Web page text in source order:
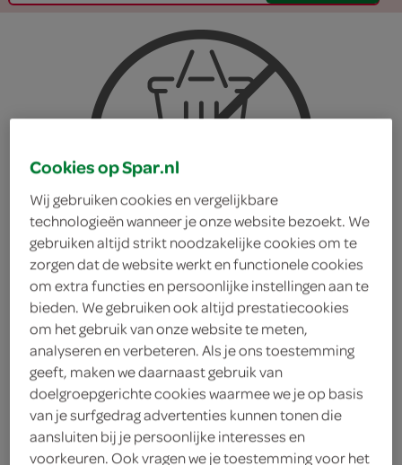
Texels bock
Texels
Cookies op Spar.nl
Wij gebruiken cookies en vergelijkbare
technologieën wanneer je onze website bezoekt. We
gebruiken altijd strikt noodzakelijke cookies om te
zorgen dat de website werkt en functionele cookies
om extra functies en persoonlijke instellingen aan te
bieden. We gebruiken ook altijd prestatiecookies
om het gebruik van onze website te meten,
analyseren en verbeteren. Als je ons toestemming
geeft, maken we daarnaast gebruik van
doelgroepgerichte cookies waarmee we je op basis
van je surfgedrag advertenties kunnen tonen die
aansluiten bij je persoonlijke interesses en
voorkeuren. Ook vragen we je toestemming voor het